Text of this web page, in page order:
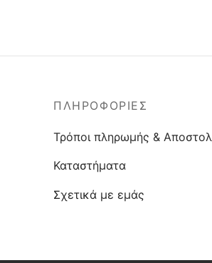
ΠΛΗΡΟΦΟΡΙΕΣ
Τρόποι πληρωμής &
Καταστήματα
Σχετικά με εμάς